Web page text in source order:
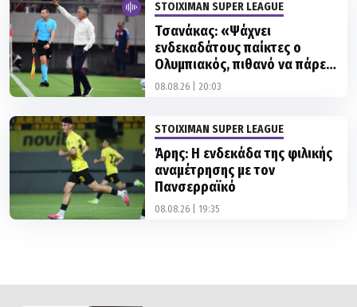
ενδεκαδάτους παίκτες ο
Ολυμπιακός, πιθανό να πάρει
δύο χαφ»
08.08.26 | 20:03
STOIXIMAN SUPER LEAGUE
αναμέτρησης με τον
Πανσερραϊκό
08.08.26 | 19:35